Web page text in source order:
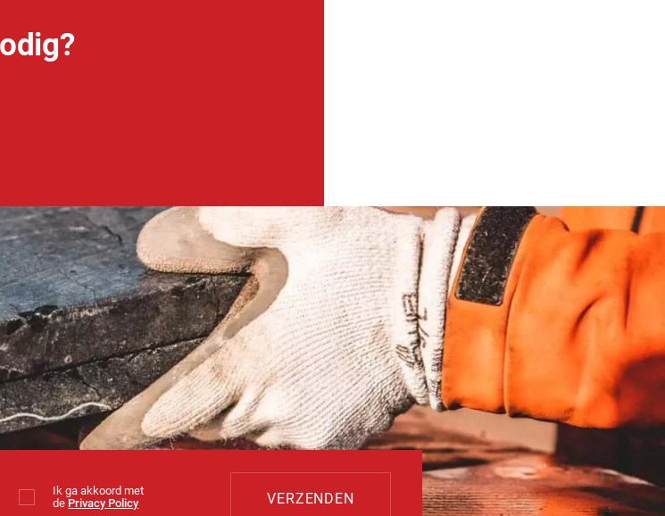
Ik ga akkoord met
de Privacy Policy